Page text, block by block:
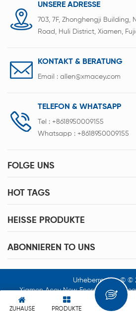
UNSERE ADRESSE
703, 7F, Zhonghengji Building,
Road, Huli District, Xiamen,
KONTAKT & BERATUNG
Email : allen@xmacey.com
TELEFON & WHATSAPP
Tel : +8618950009155
Whatsapp : +8618950009155
FOLGE UNS
HOT TAGS
HEISSE PRODUKTE
ABONNIEREN TO UNS
Urheberrechte © ©
Xiamen Acey New Energy
Vorbehalten.
ZUHAUSE PRODUKTE